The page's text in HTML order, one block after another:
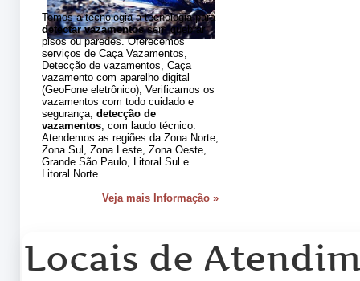
Temos a tecnologia a tecnologia para
detectar vazamentossem quebrar
pisos ou paredes. Oferecemos
serviços de Caça Vazamentos,
Detecção de vazamentos, Caça
vazamento com aparelho digital
(GeoFone eletrônico), Verificamos os
vazamentos com todo cuidado e
segurança,detecção de
vazamentos, com laudo técnico.
Atendemos as regiões da Zona Norte,
Zona Sul, Zona Leste, Zona Oeste,
Grande São Paulo, Litoral Sul e
Litoral Norte.
Veja mais Informação »
Locais de